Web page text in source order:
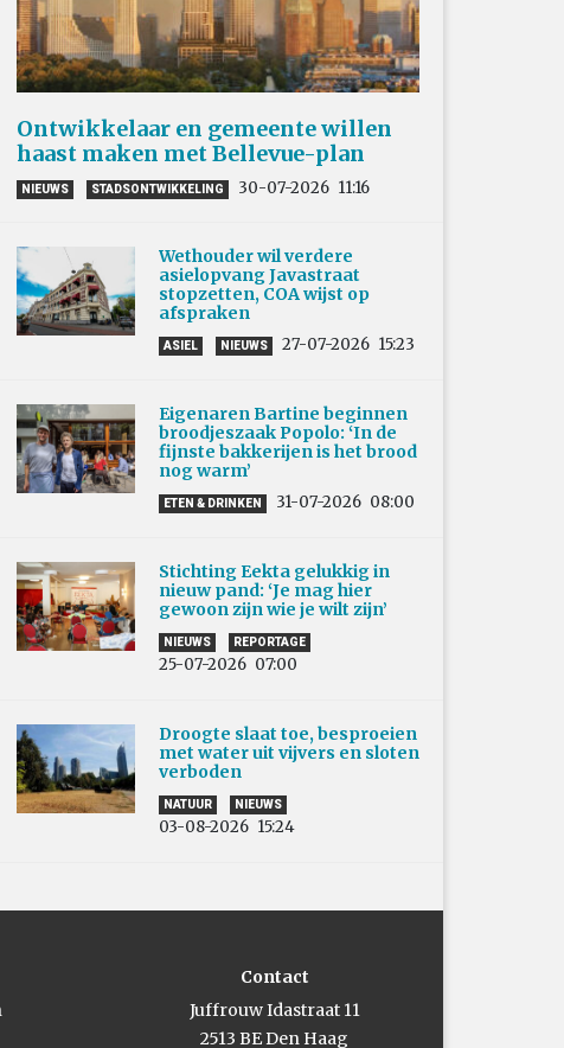
Ontwikkelaar en gemeente willen
haast maken met Bellevue-plan
NIEUWS STADSONTWIKKELING 30-07-2026 11:16
Wethouder wil verdere
asielopvang Javastraat
stopzetten, COA wijst op
afspraken
ASIEL NIEUWS 27-07-2026 15:23
Eigenaren Bartine beginnen
broodjeszaak Popolo: ‘In de
fijnste bakkerijen is het brood
nog warm’
ETEN & DRINKEN 31-07-2026 08:00
Stichting Eekta gelukkig in
nieuw pand: ‘Je mag hier
gewoon zijn wie je wilt zijn’
NIEUWS REPORTAGE
25-07-2026 07:00
Droogte slaat toe, besproeien
met water uit vijvers en sloten
verboden
NATUUR NIEUWS
03-08-2026 15:24
Contact
Juffrouw Idastraat 11
2513 BE Den Haag